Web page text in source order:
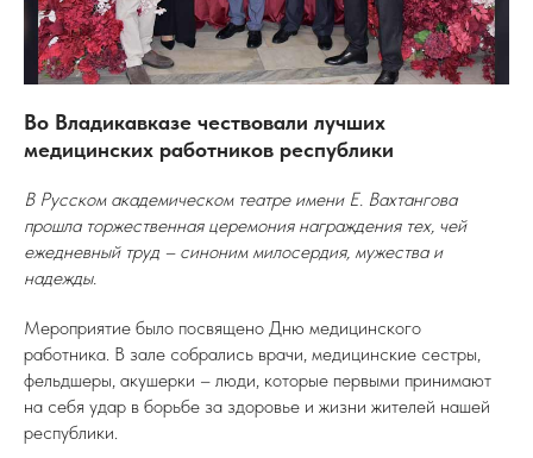
Во Владикавказе чествовали лучших
медицинских работников республики
В Русском академическом театре имени Е. Вахтангова
прошла торжественная церемония награждения тех, чей
ежедневный труд – синоним милосердия, мужества и
надежды.
Мероприятие было посвящено Дню медицинского
работника. В зале собрались врачи, медицинские сестры,
фельдшеры, акушерки – люди, которые первыми принимают
на себя удар в борьбе за здоровье и жизни жителей нашей
республики.